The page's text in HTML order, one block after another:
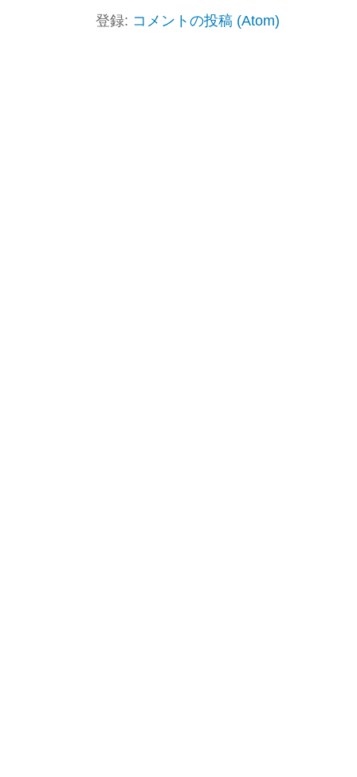
登録: コメントの投稿 (Atom)